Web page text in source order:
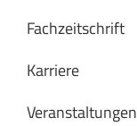
Fachzeitschrift
Karriere
Veranstaltungen